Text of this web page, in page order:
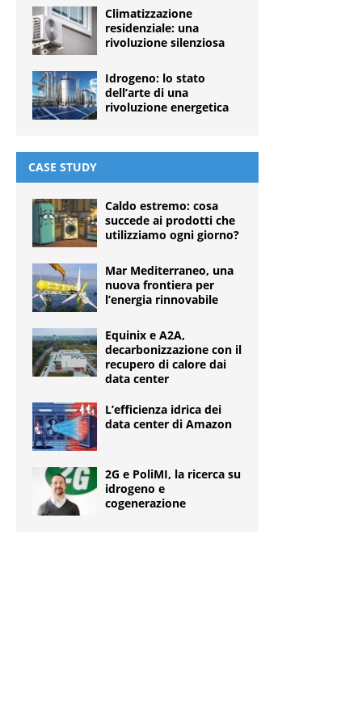
Climatizzazione
residenziale: una
rivoluzione silenziosa
Idrogeno: lo stato
dell’arte di una
rivoluzione energetica
CASE STUDY
Caldo estremo: cosa
succede ai prodotti che
utilizziamo ogni giorno?
Mar Mediterraneo, una
nuova frontiera per
l’energia rinnovabile
Equinix e A2A,
decarbonizzazione con il
recupero di calore dai
data center
L’efficienza idrica dei
data center di Amazon
2G e PoliMI, la ricerca su
idrogeno e
cogenerazione